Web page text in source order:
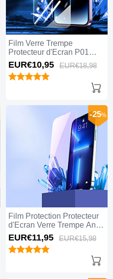
Film Verre Trempe
Protecteur d'Ecran P01
pour Apple iPhone 15 Pro
Max Clair
EUR€10,95 EUR€18,98
Film Protection Protecteur
d'Ecran Verre Trempe Anti-
Lumiere Bleue B01 pour
Apple iPhone 15 Pro Max
Clair
-25%
EUR€11,95 EUR€15,98